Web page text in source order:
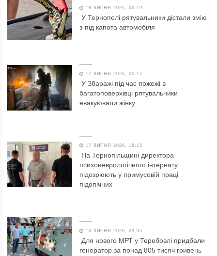
18 ЛИПНЯ 2026, 06:19
У Тернополі рятувальники дістали змію
з-під капота автомобіля
17 ЛИПНЯ 2026, 20:17
У Збаражі під час пожежі в
багатоповерхівці рятувальники
евакуювали жінку
17 ЛИПНЯ 2026, 18:15
На Тернопільщині директора
психоневрологічного інтернату
підозрюють у примусовій праці
підопічних
16 ЛИПНЯ 2026, 23:35
Для нового МРТ у Теребовлі придбали
генератор за понад 805 тисяч гривень